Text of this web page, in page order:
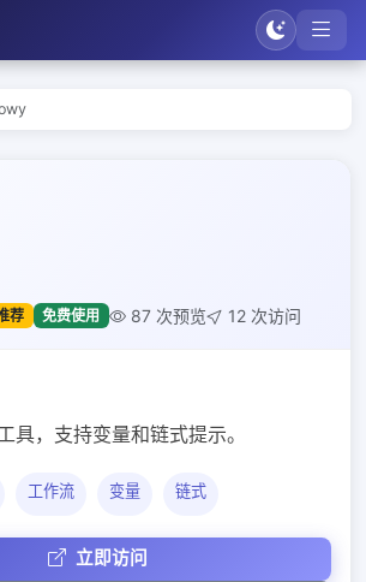
荐 免费使用 87 次预览 12 次访问
具，支持变量和链式提示。
工作流 变量 链式
立即访问